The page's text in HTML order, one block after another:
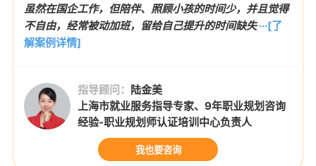
虽然在国企工作，但陪伴、照顾小孩的时间少，并且觉得
不自由，经常被动加班，留给自己提升的时间缺失 ···[了
解案例详情]
指导顾问： 陆金美
上海市就业服务指导专家、9年职业规划咨询
经验-职业规划师认证培训中心负责人
我也要咨询